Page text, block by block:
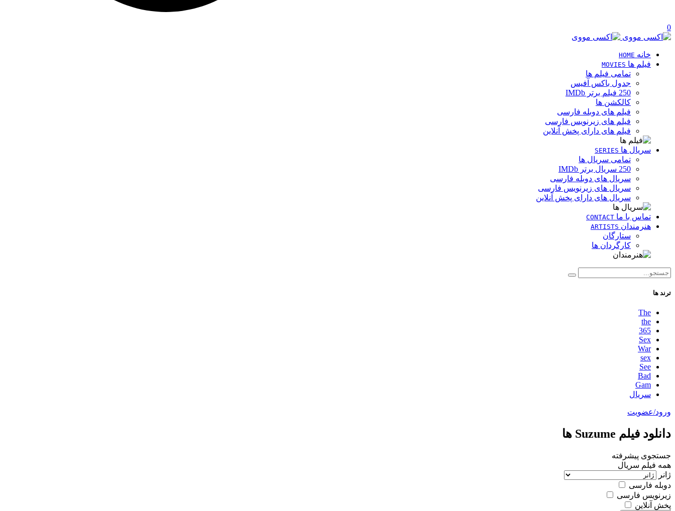
0
خانه HOME
فیلم ها MOVIES
تمامی فیلم ها
جدول باکس آفیس
250 فیلم برتر IMDb
کالکشن ها
فیلم های دوبله فارسی
فیلم های زیرنویس فارسی
فیلم های دارای پخش آنلاین
سریال ها SERIES
تمامی سریال ها
250 سریال برتر IMDb
سریال های دوبله فارسی
سریال های زیرنویس فارسی
سریال های دارای پخش آنلاین
تماس با ما CONTACT
هنرمندان ARTISTS
ستارگان
کارگردان ها
ترند ها
The
the
365
Sex
War
sex
See
Bad
Gam
سریال
ورود/عضویت
دانلود فیلم Suzume ها
جستجوی پیشرفته
همه فیلم سریال
ژانر
دوبله فارسی
زیرنویس فارسی
پخش آنلاین